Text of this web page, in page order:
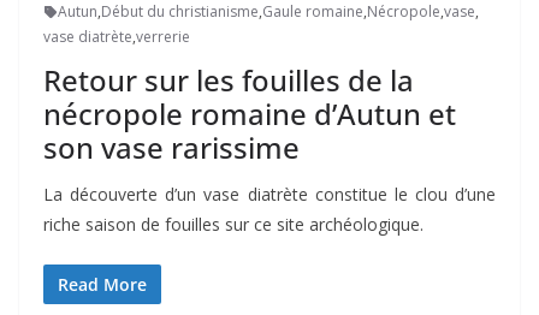
Autun,Début du christianisme,Gaule romaine,Nécropole,vase,
vase diatrète,verrerie
Retour sur les fouilles de la
nécropole romaine d’Autun et
son vase rarissime
La découverte d’un vase diatrète constitue le clou d’une
riche saison de fouilles sur ce site archéologique.
Read More